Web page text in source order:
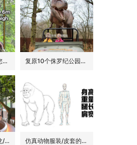
4个制作步骤: 获得您的动物手偶 复原10个侏罗纪公园里的经典恐龙品种
盘点10大流行的恐龙/侏罗纪主题花园餐吧的景观装饰 仿真动物服装/皮套的6大卖点